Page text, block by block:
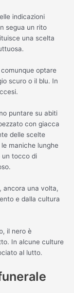
indicazioni
segua un rito
una scelta
optare
scuro o il blu. In
puntare su abiti
con giacca
delle scelte
maniche lunghe
un tocco di
ancora una volta,
e dalla cultura
il nero è
In alcune culture
al lutto.